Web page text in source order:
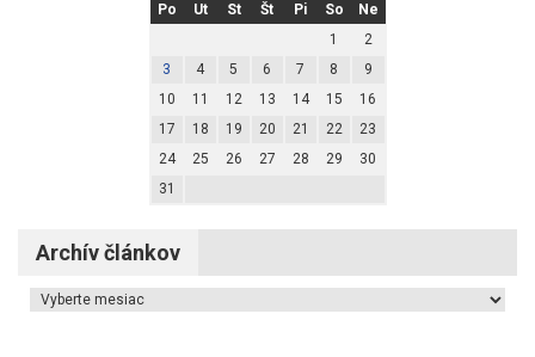
Po
Ut St Št Pi So
Ne
1
2
3
4 5 6 7 8
9
10
11 12 13 14 15
16
17
18 19 20 21 22
23
24
25 26 27 28 29
30
31
Archív článkov
Archív článkov